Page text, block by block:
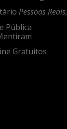
Pessoas
Pública
Gratuitos